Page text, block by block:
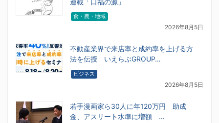
食・農・地域
2026年8月5日
不動産業界で来店率と成約率を上げる方
法を伝授 いえらぶGROUP…
ビジネス
2026年8月5日
若手漫画家ら30人に年120万円 助成
金、アスリート水準に増額 …